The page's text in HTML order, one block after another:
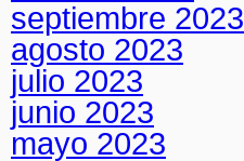
septiembre 2023
agosto 2023
julio 2023
junio 2023
mayo 2023